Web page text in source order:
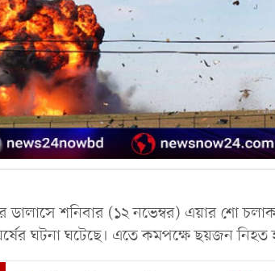
ডালাসে শনিবার (১২ নভেম্বর) এয়ার শো
ঘটনা ঘটেছে। এতে কমপক্ষে ছয়জন নিহত